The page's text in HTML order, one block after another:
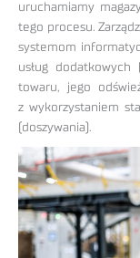
uruchamiamy
tego procesu.
systemom
usług dodatkowych
towaru, jego
z wykorzystaniem
(doszywania).